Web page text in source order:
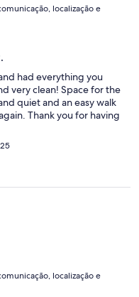
localização e
had everything you
very clean! Space for the
quiet and an easy walk
Thank you for having
localização e